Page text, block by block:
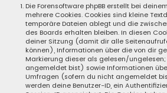
Die Forensoftware phpBB erstellt bei
mehrere Cookies. Cookies sind kleine
temporäre Dateien ablegt und die
des Boards erhalten bleiben. In diesen
deiner Sitzung (damit dir alle
können), Informationen über die von dir
Markierung dieser als gelesen/
angemeldet bist) sowie Informationen
Umfragen (sofern du nicht angemeldet
werden deine Benutzer-ID, ein